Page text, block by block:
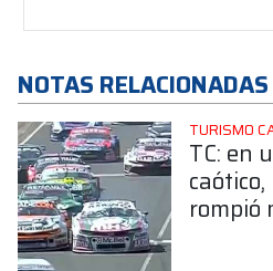
NOTAS RELACIONADAS
TURISMO
TC: en
rompió